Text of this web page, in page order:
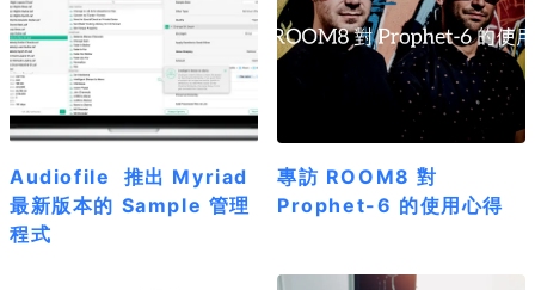
Audiofile 推出 Myriad
最新版本的 Sample 管理
程式
專訪 ROOM8 對
Prophet-6 的使用心得